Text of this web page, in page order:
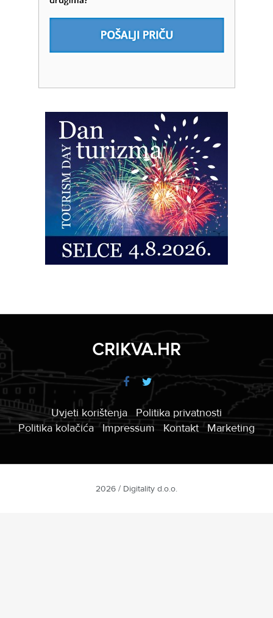
CRIKVA.HR
Uvjeti korištenja
Politika privatnosti
Politika kolačića
Impressum Kontakt Marketing
2026 / Digitality d.o.o.